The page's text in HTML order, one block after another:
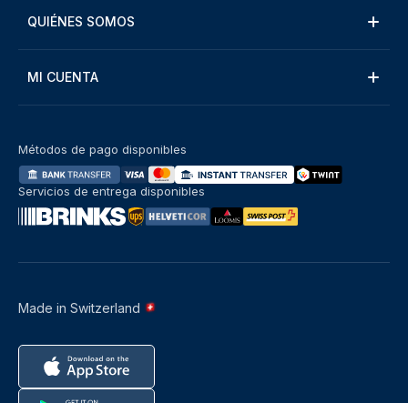
QUIÉNES SOMOS
MI CUENTA
Made in Switzerland
Métodos de pago disponibles
Servicios de entrega disponibles